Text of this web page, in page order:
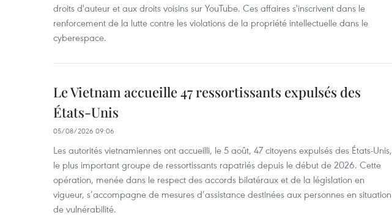
droits d'auteur et aux droits voisins sur YouTube. Ces affaires s'inscrivent dans le
renforcement de la lutte contre les violations de la propriété intellectuelle dans le
cyberespace.
Le Vietnam accueille 47 ressortissants expulsés des
États-Unis
05/08/2026 09:06
Les autorités vietnamiennes ont accueilli, le 5 août, 47 citoyens expulsés des États-Unis,
le plus important groupe de ressortissants rapatriés depuis le début de 2026. Cette
opération, menée dans le respect des accords bilatéraux et de la législation en
vigueur, s’accompagne de mesures d’assistance destinées aux personnes en situation
de vulnérabilité.